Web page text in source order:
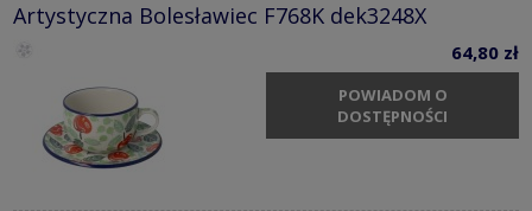
Artystyczna Bolesławiec F768K dek3248X
64,80 zł
POWIADOM O
DOSTĘPNOŚCI